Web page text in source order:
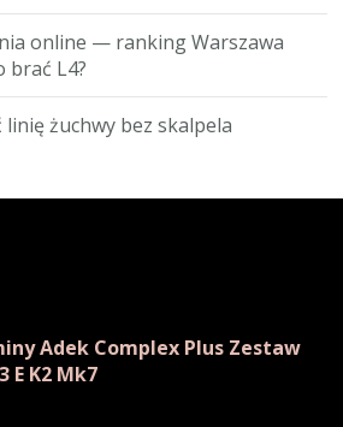
online — ranking Warszawa
brać L4?
linię żuchwy bez skalpela
Adek Complex Plus Zestaw
E K2 Mk7